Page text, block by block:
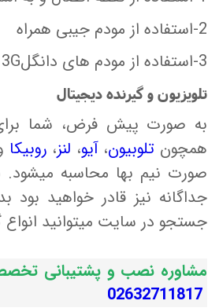
2-استفاده از مودم جیبی همراه
3-استفاده از مودم های دانگل
3G
تلویزیون و گیرنده دیجیتال
به صورت پیش فرض، شما برای
همچون تلوبیون،آیو، لنز، روبیکا
صورت نیم بها محاسبه
جداگانه نیز قادر خواهید بود
جستجو در سایت میتوانید انواع
مشاوره نصب و پشتیبانی
02632711817